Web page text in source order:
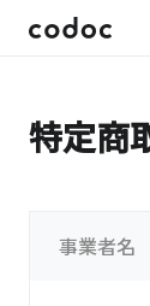
特定商
事業者名